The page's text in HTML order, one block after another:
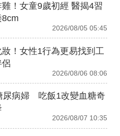
！女童9歲初經 醫揭4習
2026/08/05 05:45
！女性1行為更易找到工
2026/08/06 08:06
尿病婦 吃飯1改變血糖奇
2026/08/07 10:35